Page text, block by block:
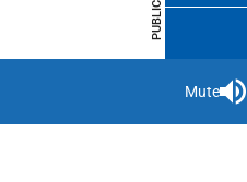
idioma
Mute